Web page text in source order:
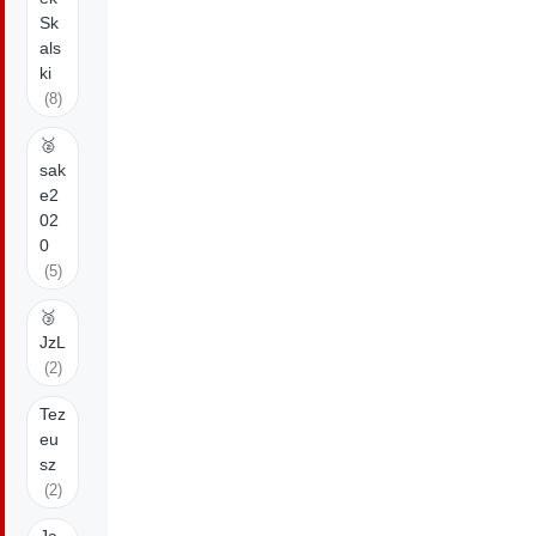
Sk
als
ki
(8)
🥈
sak
e2
02
0
(5)
🥉
JzL
(2)
Tez
eu
sz
(2)